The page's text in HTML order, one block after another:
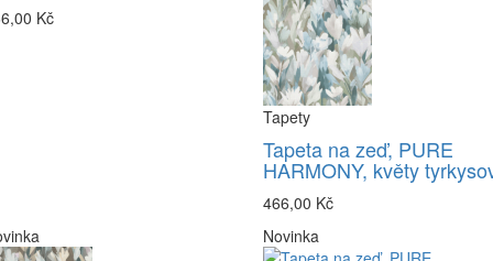
Kč
Tapety
Tapeta na zeď, PURE
HARMONY, květy
466,00 Kč
Novinka